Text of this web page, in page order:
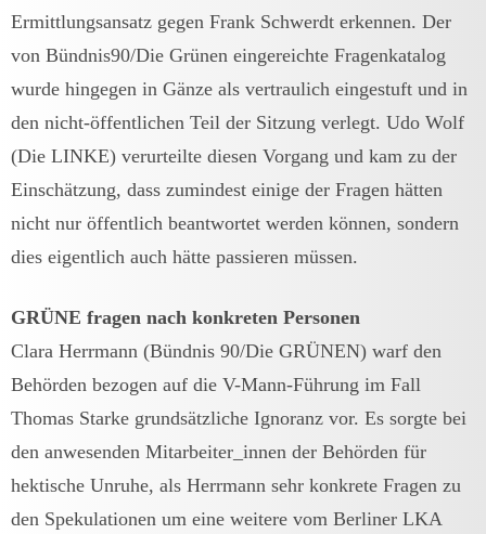
Ermittlungsansatz gegen Frank Schwerdt erkennen. Der
von Bündnis90/Die Grünen eingereichte Fragenkatalog
wurde hingegen in Gänze als vertraulich eingestuft und in
den nicht-öffentlichen Teil der Sitzung verlegt. Udo Wolf
(Die LINKE) verurteilte diesen Vorgang und kam zu der
Einschätzung, dass zumindest einige der Fragen hätten
nicht nur öffentlich beantwortet werden können, sondern
dies eigentlich auch hätte passieren müssen.
GRÜNE fragen nach konkreten Personen
Clara Herrmann (Bündnis 90/Die GRÜNEN) warf den
Behörden bezogen auf die V-Mann-Führung im Fall
Thomas Starke grundsätzliche Ignoranz vor. Es sorgte bei
den anwesenden Mitarbeiter_innen der Behörden für
hektische Unruhe, als Herrmann sehr konkrete Fragen zu
den Spekulationen um eine weitere vom Berliner LKA